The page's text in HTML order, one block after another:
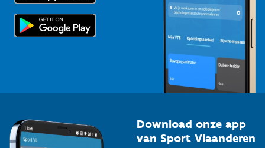
Topsporters
Download onze app
van Sport Vlaanderen